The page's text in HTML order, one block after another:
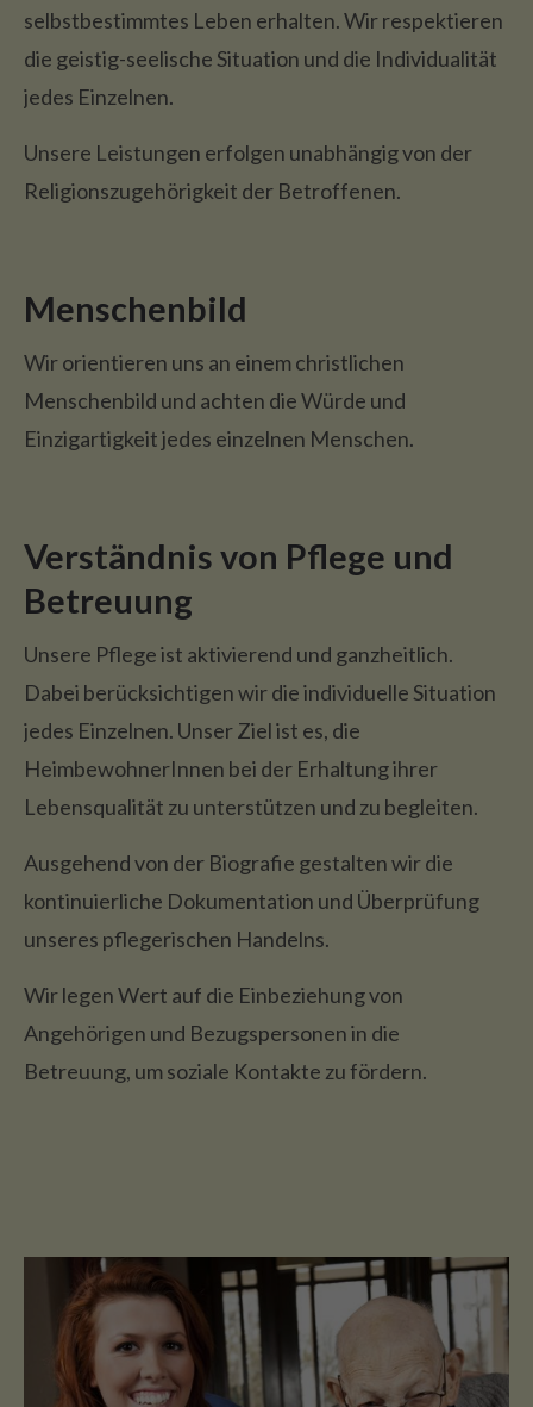
selbstbestimmtes Leben erhalten. Wir respektieren
die geistig-seelische Situation und die Individualität
jedes Einzelnen.
Unsere Leistungen erfolgen unabhängig von der
Religionszugehörigkeit der Betroffenen.
Menschenbild
Wir orientieren uns an einem christlichen
Menschenbild und achten die Würde und
Einzigartigkeit jedes einzelnen Menschen.
Verständnis von Pflege und
Betreuung
Unsere Pflege ist aktivierend und ganzheitlich.
Dabei berücksichtigen wir die individuelle Situation
jedes Einzelnen. Unser Ziel ist es, die
HeimbewohnerInnen bei der Erhaltung ihrer
Lebensqualität zu unterstützen und zu begleiten.
Ausgehend von der Biografie gestalten wir die
kontinuierliche Dokumentation und Überprüfung
unseres pflegerischen Handelns.
Wir legen Wert auf die Einbeziehung von
Angehörigen und Bezugspersonen in die
Betreuung, um soziale Kontakte zu fördern.